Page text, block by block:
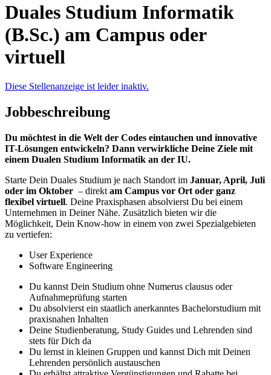
Duales Studium Informatik
(B.Sc.) am Campus oder
virtuell
Diese Stellenanzeige ist leider inaktiv.
Jobbeschreibung
Du möchtest in die Welt der Codes eintauchen und innovative
IT-Lösungen entwickeln? Dann verwirkliche Deine Ziele mit
einem Dualen Studium Informatik an der IU.
Starte Dein Duales Studium je nach Standort im Januar, April, Juli
oder im Oktober – direkt am Campus vor Ort oder ganz
flexibel virtuell. Deine Praxisphasen absolvierst Du bei einem
Unternehmen in Deiner Nähe. Zusätzlich bieten wir die
Möglichkeit, Dein Know-how in einem von zwei Spezialgebieten
zu vertiefen:
User Experience
Software Engineering
Du kannst Dein Studium ohne Numerus clausus oder
Aufnahmeprüfung starten
Du absolvierst ein staatlich anerkanntes Bachelorstudium mit
praxisnahen Inhalten
Deine Studienberatung, Study Guides und Lehrenden sind
stets für Dich da
Du lernst in kleinen Gruppen und kannst Dich mit Deinen
Lehrenden persönlich austauschen